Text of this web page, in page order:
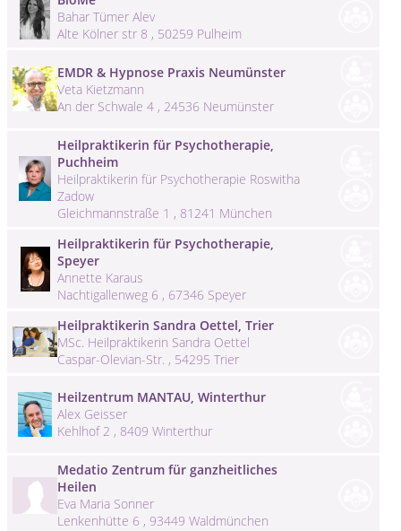
Bahar Tümer Alev
Alte Kölner str 8 , 50259 Pulheim
EMDR & Hypnose Praxis Neumünster
Veta Kietzmann
An der Schwale 4 , 24536 Neumünster
Heilpraktikerin für Psychotherapie,
Puchheim
Heilpraktikerin für Psychotherapie Roswitha
Zadow
Gleichmannstraße 1 , 81241 München
Heilpraktikerin für Psychotherapie,
Speyer
Annette Karaus
Nachtigallenweg 6 , 67346 Speyer
Heilpraktikerin Sandra Oettel, Trier
MSc. Heilpraktikerin Sandra Oettel
Caspar-Olevian-Str. , 54295 Trier
Heilzentrum MANTAU, Winterthur
Alex Geisser
Kehlhof 2 , 8409 Winterthur
Medatio Zentrum für ganzheitliches
Heilen
Eva Maria Sonner
Lenkenhütte 6 , 93449 Waldmünchen